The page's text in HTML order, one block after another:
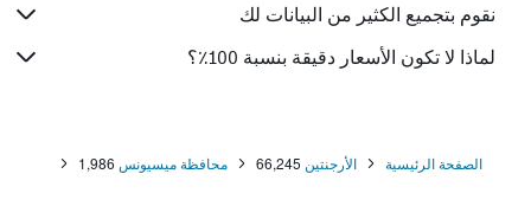
نقوم بتجميع الكثير من البيانات لك
لماذا لا تكون الأسعار دقيقة بنسبة 100٪؟
الصفحة الرئيسية الأرجنتين 66,245 محافظة ميسيونس 1,986